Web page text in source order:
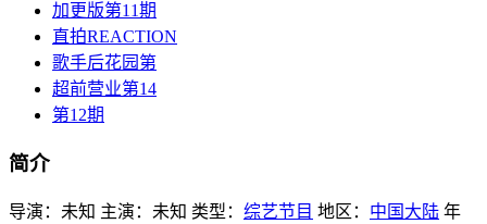
加更版第11期
直拍REACTION
歌手后花园第
超前营业第14
第12期
简介
导演： 未知 主演： 未知 类型： 综艺节目 地区： 中国大陆 年